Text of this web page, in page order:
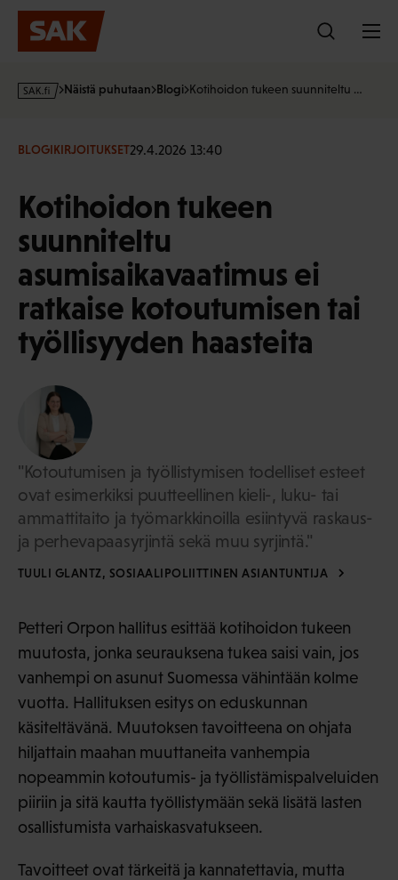
Hyppää
sisältöön
s
·
Näistä puhutaan Blogi Kotihoidon tukeen suunniteltu …
BLOGIKIRJOITUKSET29.4.2026 13:40
Kotihoidon tukeen
suunniteltu
asumisaikavaatimus ei
ratkaise kotoutumisen tai
työllisyyden haasteita
"Kotoutumisen ja työllistymisen todelliset esteet
ovat esimerkiksi puutteellinen kieli-, luku- tai
ammattitaito ja työmarkkinoilla esiintyvä raskaus-
ja perhevapaasyrjintä sekä muu syrjintä."
TUULI GLANTZ, SOSIAALIPOLIITTINEN ASIANTUNTIJA
Petteri Orpon hallitus esittää kotihoidon tukeen
muutosta, jonka seurauksena tukea saisi vain, jos
vanhempi on asunut Suomessa vähintään kolme
vuotta. Hallituksen esitys on eduskunnan
käsiteltävänä. Muutoksen tavoitteena on ohjata
hiljattain maahan muuttaneita vanhempia
nopeammin kotoutumis- ja työllistämispalveluiden
piiriin ja sitä kautta työllistymään sekä lisätä lasten
osallistumista varhaiskasvatukseen.
Tavoitteet ovat tärkeitä ja kannatettavia, mutta